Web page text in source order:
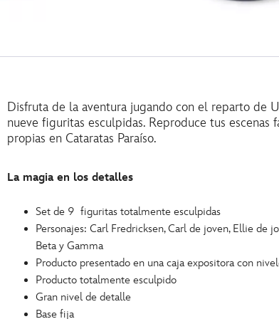
Disfruta de la aventura jugando con el reparto de
nueve figuritas esculpidas. Reproduce tus
propias en Cataratas Paraíso.
La magia en los detalles
Set de 9 figuritas totalmente esculpidas
Personajes: Carl Fredricksen, Carl de joven, Ellie de
Beta y Gamma
Producto presentado en una caja expositora con
Producto totalmente esculpido
Gran nivel de detalle
Base fija